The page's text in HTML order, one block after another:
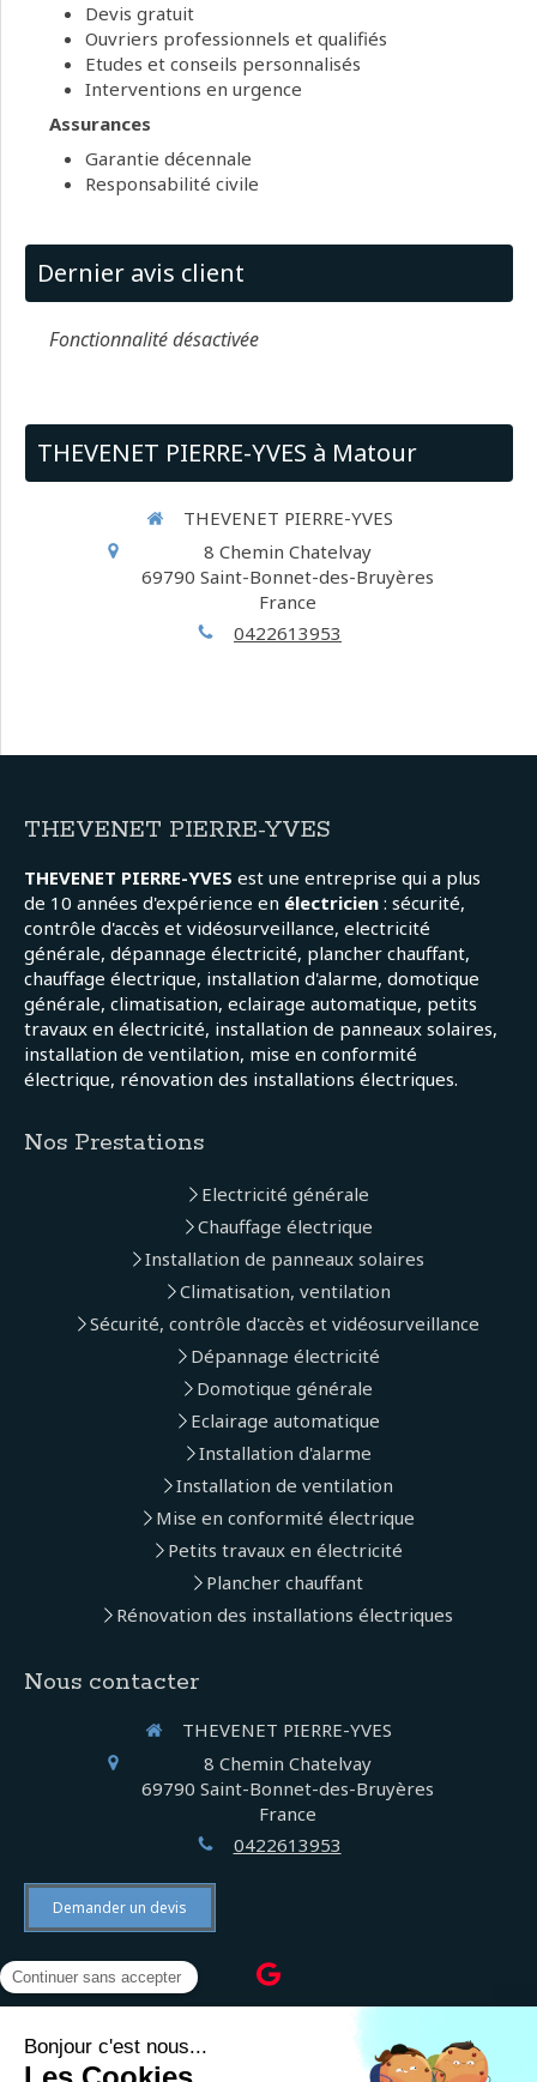
Devis gratuit
Ouvriers professionnels et qualifiés
Etudes et conseils personnalisés
Interventions en urgence
Assurances
Garantie décennale
Responsabilité civile
Dernier avis client
Fonctionnalité désactivée
THEVENET PIERRE-YVES à Matour
THEVENET PIERRE-YVES
8 Chemin Chatelvay
69790 Saint-Bonnet-des-Bruyères
France
0422613953
THEVENET PIERRE-YVES
THEVENET PIERRE-YVES est une entreprise qui a plus
de 10 années d'expérience en électricien : sécurité,
contrôle d'accès et vidéosurveillance, electricité
générale, dépannage électricité, plancher chauffant,
chauffage électrique, installation d'alarme, domotique
générale, climatisation, eclairage automatique, petits
travaux en électricité, installation de panneaux solaires,
installation de ventilation, mise en conformité
électrique, rénovation des installations électriques.
Nos Prestations
Electricité générale
Chauffage électrique
Installation de panneaux solaires
Climatisation, ventilation
Sécurité, contrôle d'accès et vidéosurveillance
Dépannage électricité
Domotique générale
Eclairage automatique
Installation d'alarme
Installation de ventilation
Mise en conformité électrique
Petits travaux en électricité
Plancher chauffant
Rénovation des installations électriques
Nous contacter
THEVENET PIERRE-YVES
8 Chemin Chatelvay
69790 Saint-Bonnet-des-Bruyères
France
0422613953
Demander un devis
©2022 THEVENET PIERRE-YVES - Électricien